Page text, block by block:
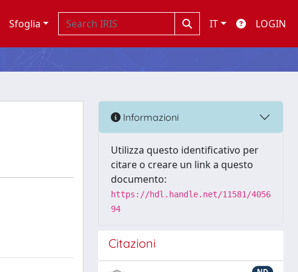
Sfoglia IT LOGIN
Informazioni
Utilizza questo identificativo per
citare o creare un link a questo
documento:
https://hdl.handle.net/11581/4056
94
Citazioni